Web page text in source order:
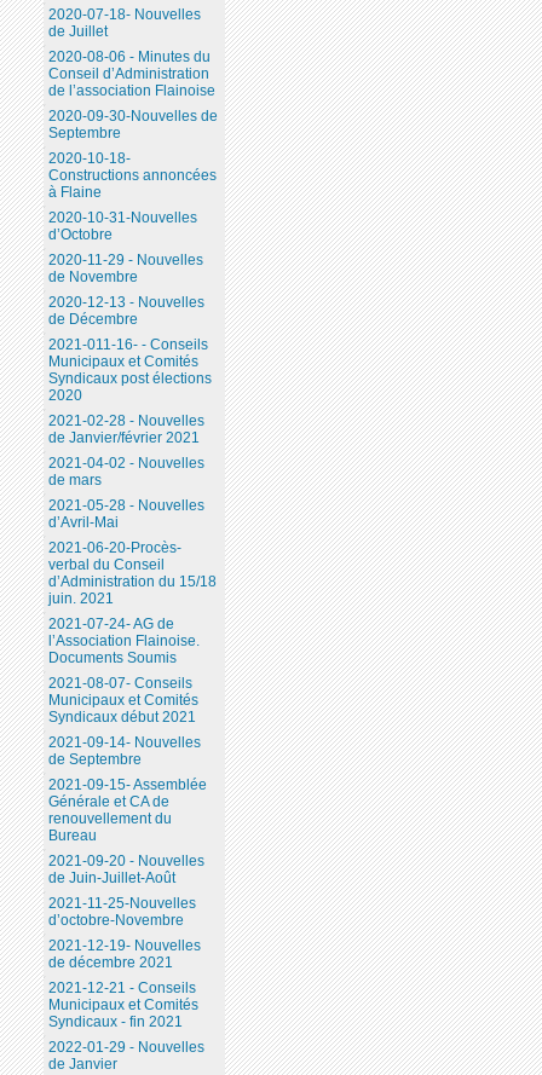
2020-07-18- Nouvelles
de Juillet
2020-08-06 - Minutes du
Conseil d’Administration
de l’association Flainoise
2020-09-30-Nouvelles de
Septembre
2020-10-18-
Constructions annoncées
à Flaine
2020-10-31-Nouvelles
d’Octobre
2020-11-29 - Nouvelles
de Novembre
2020-12-13 - Nouvelles
de Décembre
2021-011-16- - Conseils
Municipaux et Comités
Syndicaux post élections
2020
2021-02-28 - Nouvelles
de Janvier/février 2021
2021-04-02 - Nouvelles
de mars
2021-05-28 - Nouvelles
d’Avril-Mai
2021-06-20-Procès-
verbal du Conseil
d’Administration du 15/18
juin. 2021
2021-07-24- AG de
l’Association Flainoise.
Documents Soumis
2021-08-07- Conseils
Municipaux et Comités
Syndicaux début 2021
2021-09-14- Nouvelles
de Septembre
2021-09-15- Assemblée
Générale et CA de
renouvellement du
Bureau
2021-09-20 - Nouvelles
de Juin-Juillet-Août
2021-11-25-Nouvelles
d’octobre-Novembre
2021-12-19- Nouvelles
de décembre 2021
2021-12-21 - Conseils
Municipaux et Comités
Syndicaux - fin 2021
2022-01-29 - Nouvelles
de Janvier